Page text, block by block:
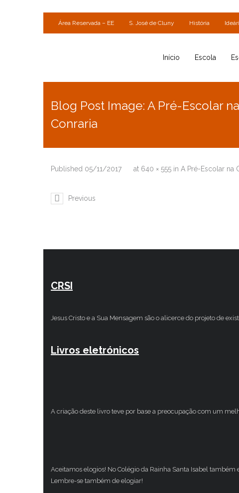
Área Reservada – EE S. José de Cluny História
Início Escola
Blog Post Image: A Pré-Escolar
Conraria
Published 05/11/2017 at 640 × 555 in A Pré-Escolar na
Previous
CRSI
Jesus Cristo e a Sua Mensagem são o alicerce do projeto de
Livros eletrónicos
A criação deste livro teve por base a preocupação com um
Aceitamos elogios! No Colégio da Rainha Santa Isabel
Lembre-se também de elogiar!